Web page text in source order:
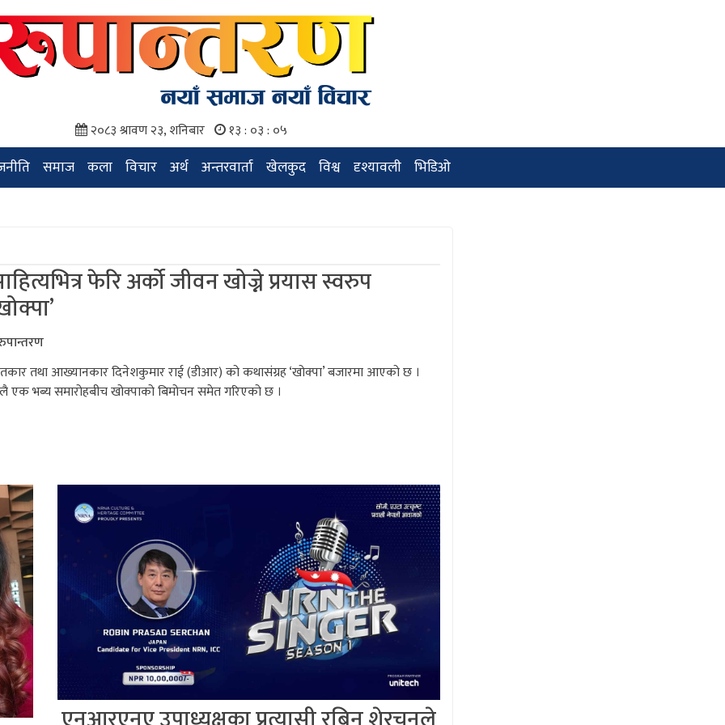
२०८३ श्रावण २३, शनिबार १३ : ०३ : ०६
समाज कला विचार अर्थ अन्तरवार्ता खेलकुद विश्व दृश्यावली भिडिओ
फेरि अर्को जीवन खोज्ने प्रयास स्वरुप
तथा आख्यानकार दिनेशकुमार राई (डीआर) को कथासंग्रह ‘खोक्पा’ बजारमा आएको छ ।
एक भब्य समारोहबीच खोक्पाको बिमोचन समेत गरिएको छ ।